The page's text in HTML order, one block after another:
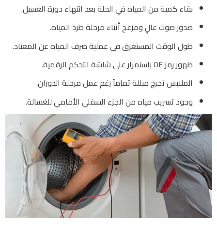
بقاء كمية من المياه في الحلة بعد انتهاء دورة الغسيل.
صدور صوت عالٍ ومزعج أثناء مرحلة طرد المياه.
طول الوقت المستغرق في عملية صرف المياه عن المعتاد.
ظهور رمز OE باستمرار على شاشة التحكم الرقمية.
الملابس تخرج مبللة تماماً رغم عمل مرحلة الدوران.
وجود تسريب مياه من الجزء السفلي الأمامي للغسالة.